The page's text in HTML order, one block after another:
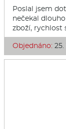
Poslal jsem
nečekal
zboží, rychlost
Objednáno: 25.